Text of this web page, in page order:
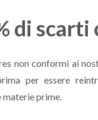
di
non conformi ai
per essere
materie prime.